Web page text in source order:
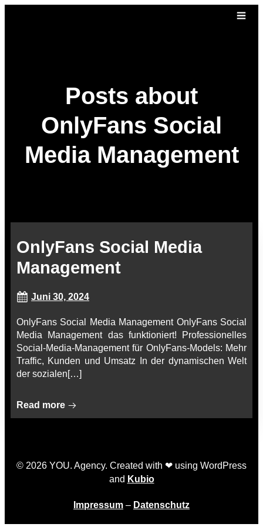
Posts about
OnlyFans Social
Media Management
OnlyFans Social Media
Management
Juni 30, 2024
OnlyFans Social Media Management OnlyFans Social
Media Management das funktioniert! Professionelles
Social-Media-Management für OnlyFans-Models: Mehr
Traffic, Kunden und Umsatz In der dynamischen Welt
der sozialen[…]
Read more
© 2026 YOU. Agency. Created with ❤ using WordPress
and Kubio
Impressum – Datenschutz